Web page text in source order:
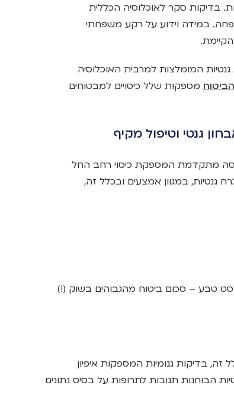
בדיקות סקר לאוכלוסיה הכללית
במידה וידוע על רקע משפחתי
המומלצות למרבית האוכלוסיה
מספקות שלל כיסויים למבטוחים
גנטי וטיפול מקיף
מתקדמת המספקת כיסוי רחב החל
גנטיות, במגוון אמצעים ובכלל זה,
בדיקות גנומיות המספקות איפיון
הבוחנות תגובות לתרופות על בסיס נתונים